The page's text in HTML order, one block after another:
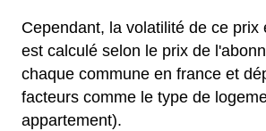
Cependant, la volatilité de ce prix
est calculé selon le prix de
chaque commune en france et
facteurs comme le type de
appartement).